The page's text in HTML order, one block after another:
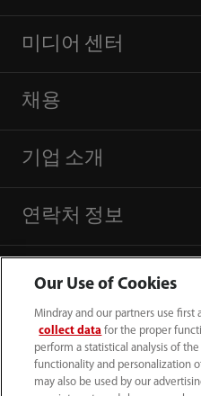
미디어 센터
채용
기업 소개
연락처 정보
Our Use of Cookies
Mindray and our partners use first
collect data for the proper
perform a statistical analysis of
functionality and personalization
may also be used by our